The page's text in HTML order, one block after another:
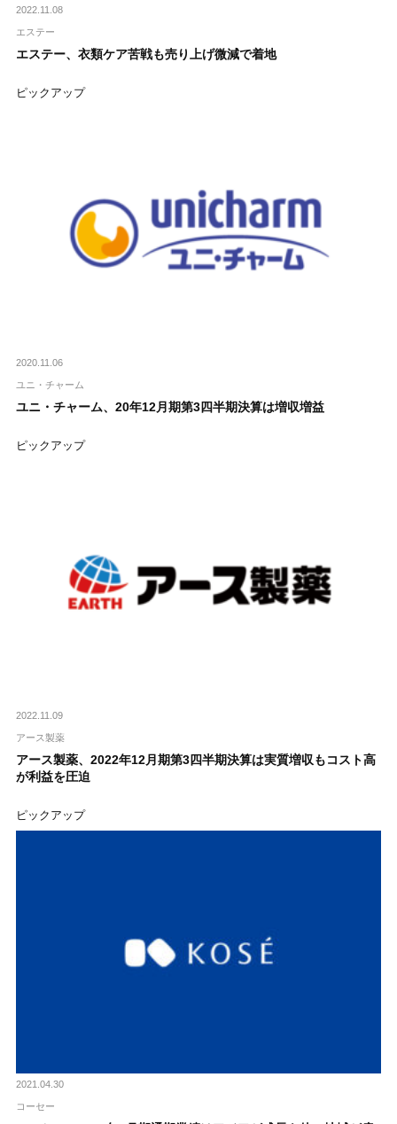
2022.11.08
エステー
エステー、衣類ケア苦戦も売り上げ微減で着地
ピックアップ
2020.11.06
ユニ・チャーム
ユニ・チャーム、20年12月期第3四半期決算は増収増益
ピックアップ
2022.11.09
アース製薬
アース製薬、2022年12月期第3四半期決算は実質増収もコスト高
が利益を圧迫
ピックアップ
2021.04.30
コーセー